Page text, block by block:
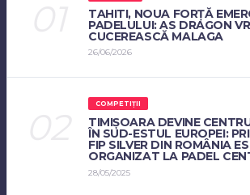
TAHITI, NOUA FORȚĂ
PADELULUI: AS DRAGON
CUCEREASCĂ MALAGA
26/06/2026
COMPETIȚII
TIMIȘOARA DEVINE
ÎN SUD-ESTUL EUROPEI:
FIP SILVER DIN ROMÂNIA
ORGANIZAT LA PADEL
28/05/2025